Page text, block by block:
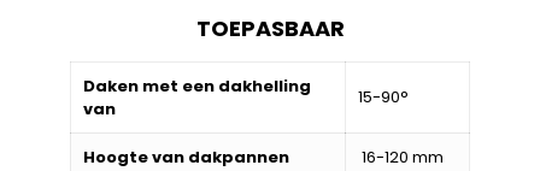
TOEPASBAAR
Daken met een dakhelling
van
15-90°
Hoogte van dakpannen 16-120 mm